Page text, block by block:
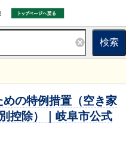
検索
の特例措置（空き家
控除）｜岐阜市公式